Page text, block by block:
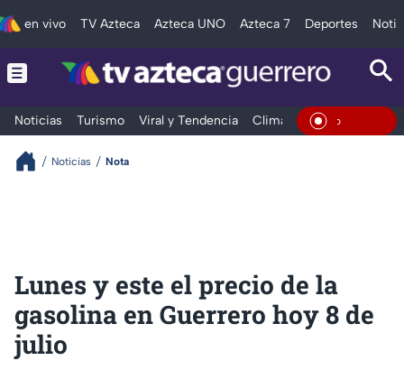
en vivo TV Azteca Azteca UNO Azteca 7 Deportes
Noticias Turismo Viral y Tendencia Clima Deportes En Vivo
Noticias Nota
Lunes y este el precio de la
gasolina en Guerrero hoy 8 de
julio